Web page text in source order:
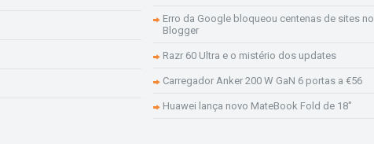
Erro da Google bloqueou centenas de sites no
Blogger
Razr 60 Ultra e o mistério dos updates
Carregador Anker 200 W GaN 6 portas a €56
Huawei lança novo MateBook Fold de 18"